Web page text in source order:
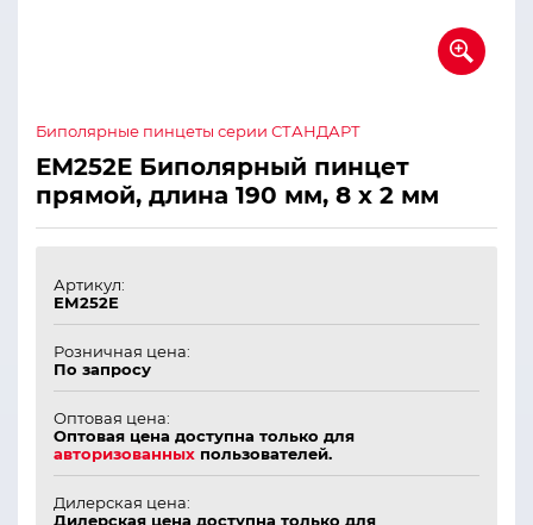
Биполярные пинцеты серии СТАНДАРТ
ЕМ252Е Биполярный пинцет
прямой, длина 190 мм, 8 х 2 мм
Артикул:
ЕМ252Е
Розничная цена:
По запросу
Оптовая цена:
Оптовая цена доступна только для
авторизованных пользователей.
Дилерская цена:
Дилерская цена доступна только для